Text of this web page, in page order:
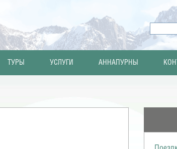
ТУРЫ УСЛУГИ АННАПУРНЫ